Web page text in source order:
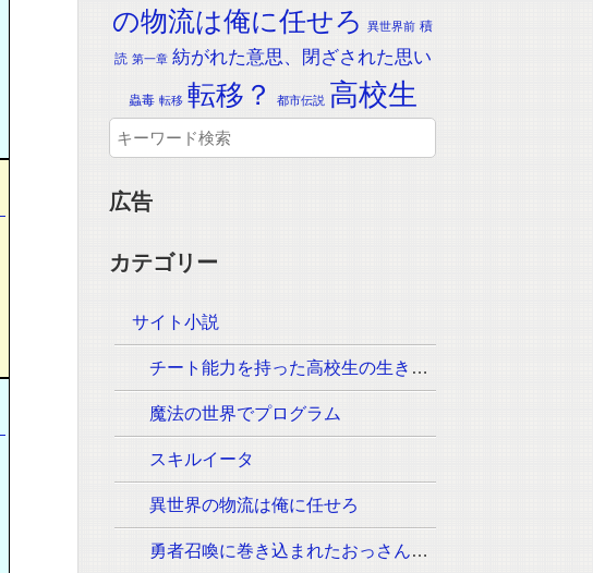
の物流は俺に任せろ
異世界前 積
読 第一章 紡がれた意思、閉ざされた思い
蟲毒 転移 転移？ 都市伝説 高校生
広告
カテゴリー
サイト小説
チート能力を持った高校生の生き残りをかけた長く短い七日間
魔法の世界でプログラム
スキルイータ
異世界の物流は俺に任せろ
勇者召喚に巻き込まれたおっさんはウォッシュの魔法（必須:ウィッシュのポーズ）しか使えません。